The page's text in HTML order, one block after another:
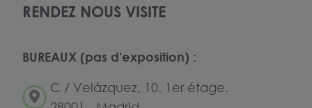
RENDEZ NOUS VISITE
BUREAUX (pas d'exposition) :
C / Velázquez, 10. 1er étage.